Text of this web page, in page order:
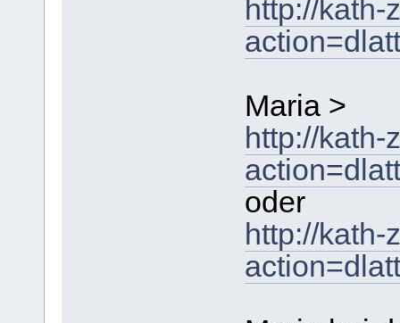
http://kath-
Maria >
http://kath-
oder
http://kath-